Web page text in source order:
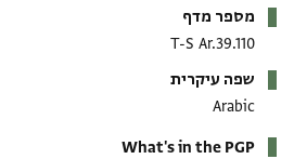
מספר מדף
T-S Ar.39.110
שפה עיקרית
Arabic
What's in the PGP